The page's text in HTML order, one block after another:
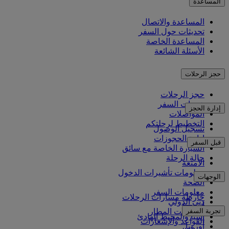
المساعدة والاتصال
تحديثات حول السفر
المساعدة الخاصة
الأسئلة الشائعة
حجز الرحلات
حجز الرحلات
خدمات السفر
المواصلات
التخطيط لرحلتكم
إدارة الحجز
تسجيل الوصول
إدارة الحجوزات
السيارة الخاصة مع سائق
حالة الرحلة
قبل السفر
الأمتعة
معلومات تأشيرات الدخول
الصحة
معلومات السفر
دبي الدولي
مواصلات المطار
القواعد والإشعارات
الوجهات
خارطة مسارات الرحلات
أفريقيا
آسيا والمحيط الهادئ
أوروبا
تجربة السفر